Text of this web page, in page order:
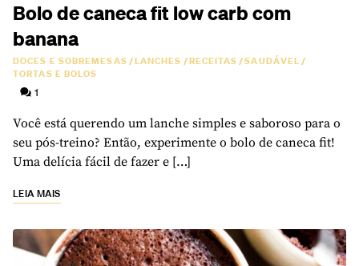
Bolo de caneca fit low carb com
banana
DOCES E SOBREMESAS/LANCHES /RECEITAS/SAUDÁVEL/
TORTAS E BOLOS
1
Você está querendo um lanche simples e saboroso para o
seu pós-treino? Então, experimente o bolo de caneca fit!
Uma delícia fácil de fazer e […]
LEIA MAIS